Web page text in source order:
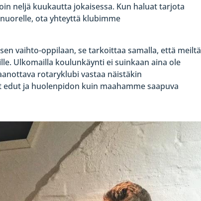
neljä kuukautta jokaisessa. Kun haluat tarjota
ota yhteyttä klubimme
vaihto-oppilaan, se tarkoittaa samalla, että meiltä
Ulkomailla koulunkäynti ei suinkaan aina ole
rotaryklubi vastaa näistäkin
ja huolenpidon kuin maahamme saapuva